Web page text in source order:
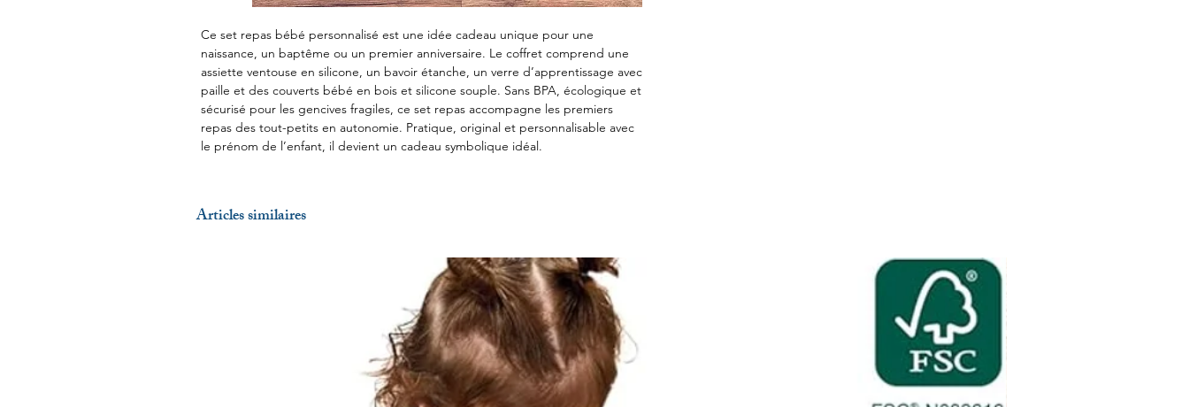
Ce set repas bébé personnalisé est une idée cadeau unique pour une
naissance, un baptême ou un premier anniversaire. Le coffret comprend une
assiette ventouse en silicone, un bavoir étanche, un verre d’apprentissage avec
paille et des couverts bébé en bois et silicone souple. Sans BPA, écologique et
sécurisé pour les gencives fragiles, ce set repas accompagne les premiers
repas des tout-petits en autonomie. Pratique, original et personnalisable avec
le prénom de l’enfant, il devient un cadeau symbolique idéal.
Articles similaires